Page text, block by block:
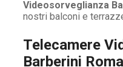
Videosorveglianza
nostri balconi e
Telecamere
Barberini